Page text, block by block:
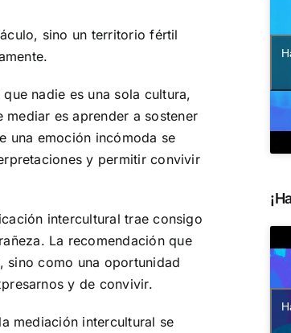
sino un territorio fértil
nadie es una sola cultura,
es aprender a sostener
una emoción incómoda se
y permitir convivir
intercultural trae consigo
La recomendación que
sino como una oportunidad
y de convivir.
mediación intercultural se